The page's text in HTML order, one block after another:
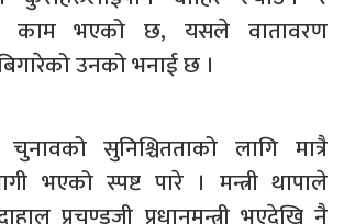
काम भएको छ, यसले वातावरण
उनको भनाई छ ।
सुनिश्चितताको लागि मात्रै
भएको स्पष्ट पारे । मन्त्री थापाले
प्रचण्डजी प्रधानमन्त्री भएदेखि नै